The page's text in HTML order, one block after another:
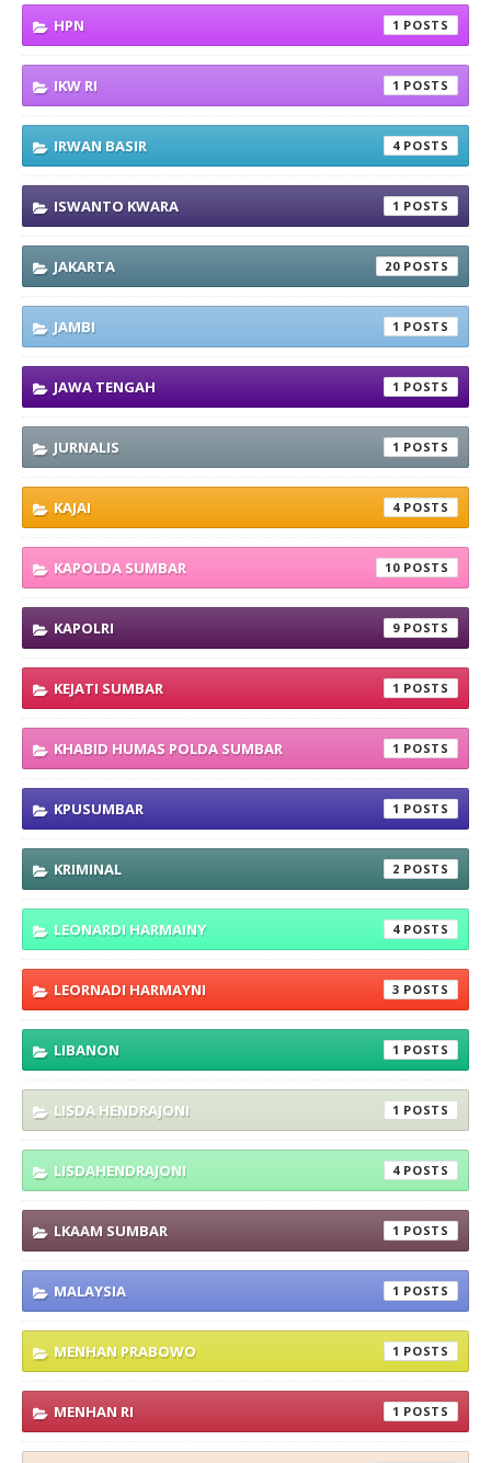
HPN 1
IKW RI 1
IRWAN BASIR 4
ISWANTO KWARA 1
JAKARTA 20
JAMBI 1
JAWA TENGAH 1
JURNALIS 1
KAJAI 4
KAPOLDA SUMBAR 10
KAPOLRI 9
KEJATI SUMBAR 1
KHABID HUMAS POLDA SUMBAR 1
KPUSUMBAR 1
KRIMINAL 2
LEONARDI HARMAINY 4
LEORNADI HARMAYNI 3
LIBANON 1
LISDA HENDRAJONI 1
LISDAHENDRAJONI 4
LKAAM SUMBAR 1
MALAYSIA 1
MENHAN PRABOWO 1
MENHAN RI 1